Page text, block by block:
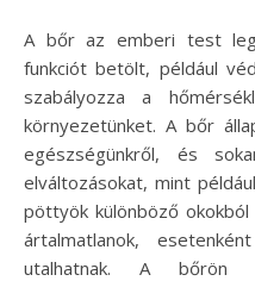
A bőr az emberi test legnagyobb szerve, és számos
funkciót betölt, például
szabályozza a
környezetünket. A bőr
egészségünkről, és
elváltozásokat, mint
pöttyök különböző okokból
ártalmatlanok,
utalhatnak. A bőrön